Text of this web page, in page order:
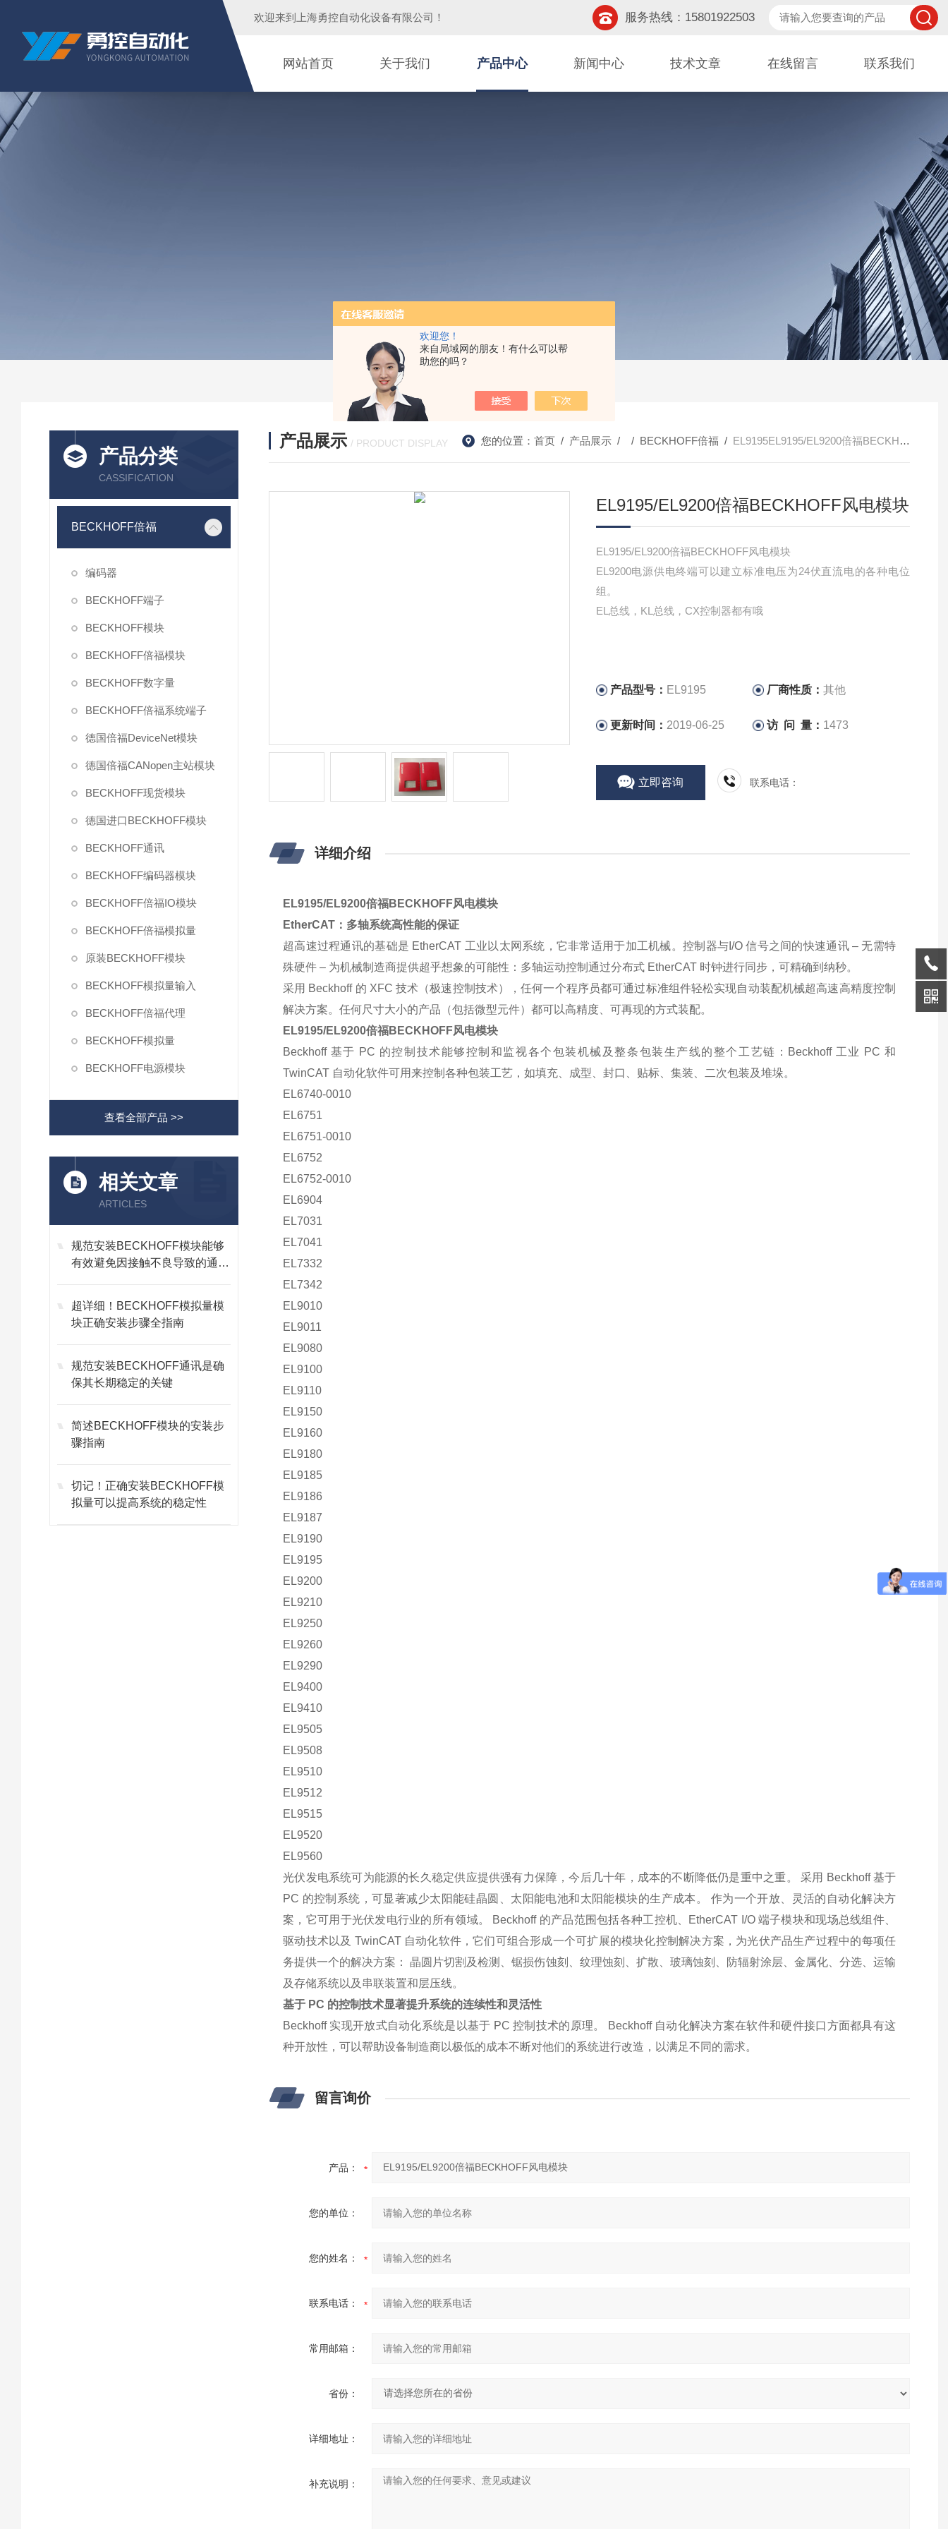
欢迎您！
来自局域网的朋友！有什么可以帮
助您的吗？
欢迎来到 上海勇控自动化设备有限公司 ！ 服务热线：15801922503
网站首页 关于我们 产品中心 新闻中心 技术文章 在线留言 联系我们
产品分类
CASSIFICATION
BECKHOFF倍福
编码器
BECKHOFF端子
BECKHOFF模块
BECKHOFF倍福模块
BECKHOFF数字量
BECKHOFF倍福系统端子
德国倍福DeviceNet模块
德国倍福CANopen主站模块
BECKHOFF现货模块
德国进口BECKHOFF模块
BECKHOFF通讯
BECKHOFF编码器模块
BECKHOFF倍福IO模块
BECKHOFF倍福模拟量
原装BECKHOFF模块
BECKHOFF模拟量输入
BECKHOFF倍福代理
BECKHOFF模拟量
BECKHOFF电源模块
查看全部产品 >>
相关文章
ARTICLES
规范安装BECKHOFF模块能够
有效避免因接触不良导致的通讯
超详细！BECKHOFF模拟量模
块正确安装步骤全指南
规范安装BECKHOFF通讯是确
保其长期稳定的关键
简述BECKHOFF模块的安装步
骤指南
切记！正确安装BECKHOFF模
拟量可以提高系统的稳定性
产品展示 / PRODUCT DISPLAY 您的位置： 首页/ 产品展示/ / BECKHOFF倍福 / EL9195EL9195/EL9200倍福BECKHOFF风电模块
EL9195/EL9200倍福BECKHOFF风电模块
EL9195/EL9200倍福BECKHOFF风电模块
EL9200电源供电终端可以建立标准电压为24伏直流电的各种电位
组。
EL总线，KL总线，CX控制器都有哦
产品型号： EL9195 厂商性质：其他
更新时间： 2019-06-25 访 问 量： 1473
立即咨询 联系电话：
详细介绍
EL9195/EL9200倍福BECKHOFF风电模块
EtherCAT：多轴系统高性能的保证
超高速过程通讯的基础是 EtherCAT 工业以太网系统，它非常适用于加工机械。控制器与I/O 信号之间的快速通讯 – 无需特
殊硬件 – 为机械制造商提供超乎想象的可能性：多轴运动控制通过分布式 EtherCAT 时钟进行同步，可精确到纳秒。
采用 Beckhoff 的 XFC 技术（极速控制技术），任何一个程序员都可通过标准组件轻松实现自动装配机械超高速高精度控制
解决方案。任何尺寸大小的产品（包括微型元件）都可以高精度、可再现的方式装配。
EL9195/EL9200倍福BECKHOFF风电模块
Beckhoff 基于 PC 的控制技术能够控制和监视各个包装机械及整条包装生产线的整个工艺链：Beckhoff 工业 PC 和
TwinCAT 自动化软件可用来控制各种包装工艺，如填充、成型、封口、贴标、集装、二次包装及堆垛。
EL6740-0010
EL6751
EL6751-0010
EL6752
EL6752-0010
EL6904
EL7031
EL7041
EL7332
EL7342
EL9010
EL9011
EL9080
EL9100
EL9110
EL9150
EL9160
EL9180
EL9185
EL9186
EL9187
EL9190
EL9195
EL9200
EL9210
EL9250
EL9260
EL9290
EL9400
EL9410
EL9505
EL9508
EL9510
EL9512
EL9515
EL9520
EL9560
光伏发电系统可为能源的长久稳定供应提供强有力保障，今后几十年，成本的不断降低仍是重中之重。 采用 Beckhoff 基于
PC 的控制系统，可显著减少太阳能硅晶圆、太阳能电池和太阳能模块的生产成本。 作为一个开放、灵活的自动化解决方
案，它可用于光伏发电行业的所有领域。 Beckhoff 的产品范围包括各种工控机、EtherCAT I/O 端子模块和现场总线组件、
驱动技术以及 TwinCAT 自动化软件，它们可组合形成一个可扩展的模块化控制解决方案，为光伏产品生产过程中的每项任
务提供一个的解决方案： 晶圆片切割及检测、锯损伤蚀刻、纹理蚀刻、扩散、玻璃蚀刻、防辐射涂层、金属化、分选、运输
及存储系统以及串联装置和层压线。
基于 PC 的控制技术显著提升系统的连续性和灵活性
Beckhoff 实现开放式自动化系统是以基于 PC 控制技术的原理。 Beckhoff 自动化解决方案在软件和硬件接口方面都具有这
种开放性，可以帮助设备制造商以极低的成本不断对他们的系统进行改造，以满足不同的需求。
留言询价
产品：
您的单位：
您的姓名：
联系电话：
常用邮箱：
省份：
详细地址：
补充说明：